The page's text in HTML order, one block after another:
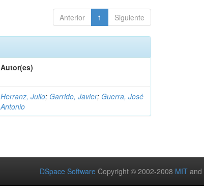
Anterior 1 Siguiente
Autor(es)
Herranz, Julio; Garrido, Javier; Guerra, José
Antonio
DSpace Software Copyright © 2002-2008 MIT and